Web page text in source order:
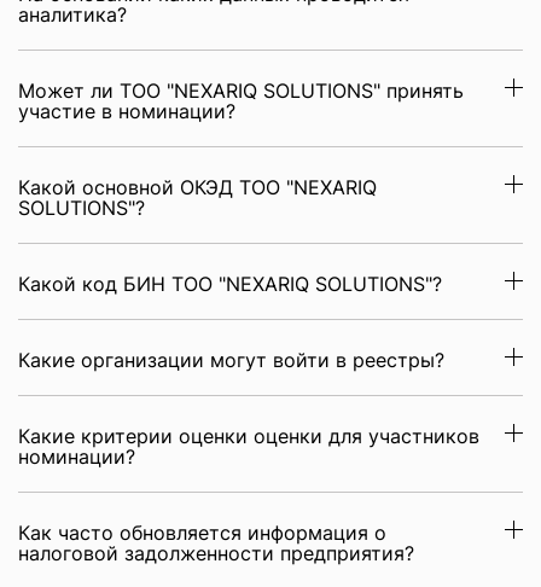
аналитика?
Может ли ТОО "NEXARIQ SOLUTIONS" принять
участие в номинации?
Какой основной ОКЭД ТОО "NEXARIQ
SOLUTIONS"?
Какой код БИН ТОО "NEXARIQ SOLUTIONS"?
Какие организации могут войти в реестры?
Какие критерии оценки оценки для участников
номинации?
Как часто обновляется информация о
налоговой задолженности предприятия?